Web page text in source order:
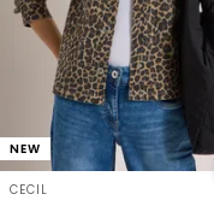
NEW
CECIL